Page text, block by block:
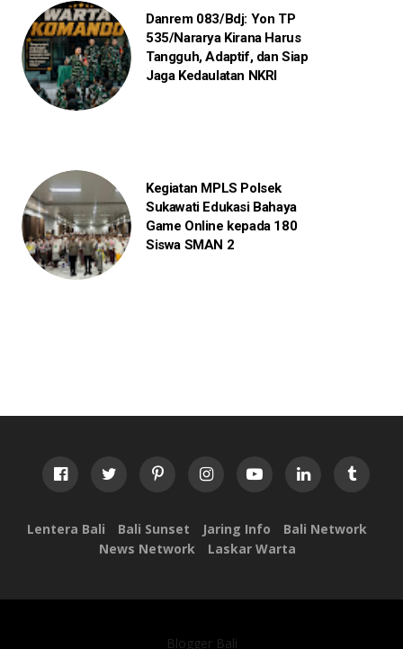
Danrem 083/Bdj: Yon TP
535/Nararya Kirana Harus
Tangguh, Adaptif, dan Siap
Jaga Kedaulatan NKRI
Kegiatan MPLS Polsek
Sukawati Edukasi Bahaya
Game Online kepada 180
Siswa SMAN 2
Lentera Bali Bali Sunset Jaring Info
Bali Network
News Network
Laskar Warta
Blogger Bali